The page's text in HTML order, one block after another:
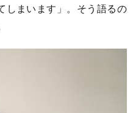
しまいます」。そう語るの